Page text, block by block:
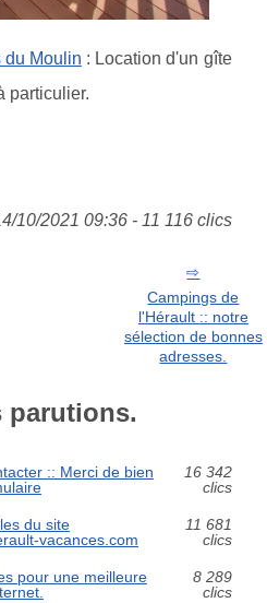
du Moulin : Location d'un gîte
particulier.
10/2021 09:36 - 11 116 clics
Campings de
l'Hérault :: notre
sélection de bonnes
adresses.
parutions.
:: Merci de bien
16 342
clics
du site
vacances.com
11 681
clics
pour une meilleure
8 289
clics